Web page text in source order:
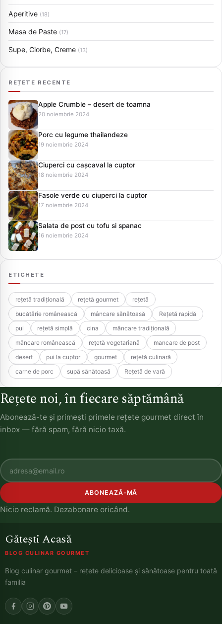
Aperitive (18)
Masa de Paste (17)
Supe, Ciorbe, Creme (13)
REȚETE RECENTE
Apple Crumble – desert de toamna
20 noiembrie 2024
Porc cu legume thailandeze
19 noiembrie 2024
Ciuperci cu cașcaval la cuptor
18 noiembrie 2024
Fasole verde cu ciuperci la cuptor
17 noiembrie 2024
Salata de post cu tofu si spanac
16 noiembrie 2024
ETICHETE
rețetă tradițională rețetă gourmet
rețetă
bucătărie românească
mâncare sănătoasă
Rețetă rapidă
pui
rețetă simplă cina
mâncare tradițională
mâncare românească
rețetă vegetariană
mancare de post
desert
pui la cuptor gourmet
rețetă culinară
carne de porc
supă sănătoasă Rețetă de vară
Rețete noi, în fiecare săptămână
Abonează-te și primești primele rețete gourmet direct în
inbox — fără spam, fără nicio taxă.
ABONEAZĂ-MĂ
Nicio reclamă. Dezabonare oricând.
Gătești Acasă
BLOG CULINAR GOURMET
Blog culinar gourmet – rețete delicioase și sănătoase pentru toată
familia